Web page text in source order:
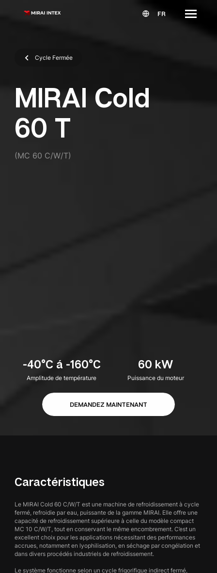
FR
Cycle Fermée
MIRAI Cold
60 T
(MC 60 C/W/T)
-40°C á -160°C
Amplitude de température
60 kW
Puissance du moteur
DEMANDEZ MAINTENANT
Caractéristiques
Le MIRAI Cold 60 C/W/T est une machine de refroidissement à cycle
fermé, refroidie par eau, puissante de la gamme MIRAI. Elle offre une
capacité de refroidissement supérieure à celle du modèle compact
MC 10 C/W/T, tout en conservant le même encombrement. C’est un
excellent choix pour les applications nécessitant des performances
accrues, notamment en lyophilisation, en séchage par congélation et
dans divers procédés industriels de refroidissement.
Le système fonctionne selon un cycle frigorifique indirect fermé,